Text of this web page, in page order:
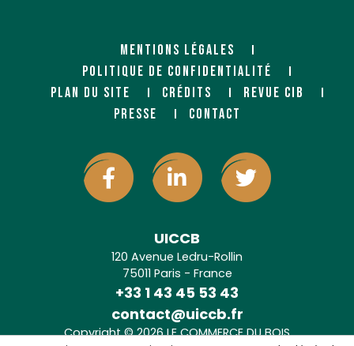
MENTIONS LÉGALES
POLITIQUE DE CONFIDENTIALITÉ
PLAN DU SITE
CRÉDITS
REVUE CIB
PRESSE
CONTACT
UICCB
120 Avenue Ledru-Rollin
75011 Paris - France
+33 1 43 45 53 43
contact@uiccb.fr
Copyright © 2026 LE COMMERCE DU BOIS